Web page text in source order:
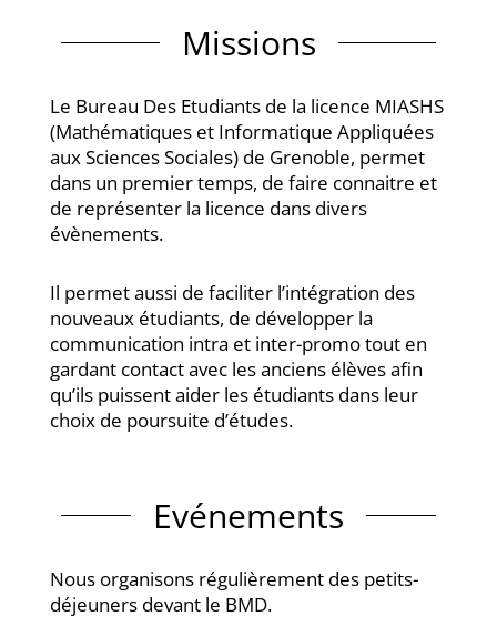
Missions
Le Bureau Des Etudiants de la licence MIASHS
(Mathématiques et Informatique Appliquées
aux Sciences Sociales) de Grenoble, permet
dans un premier temps, de faire connaitre et
de représenter la licence dans divers
évènements.
Il permet aussi de faciliter l’intégration des
nouveaux étudiants, de développer la
communication intra et inter-promo tout en
gardant contact avec les anciens élèves afin
qu’ils puissent aider les étudiants dans leur
choix de poursuite d’études.
Evénements
Nous organisons régulièrement des petits-
déjeuners devant le BMD.